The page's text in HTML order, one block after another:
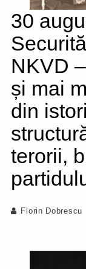
30
NKVD
și mai
din
terorii,
Florin Dobrescu